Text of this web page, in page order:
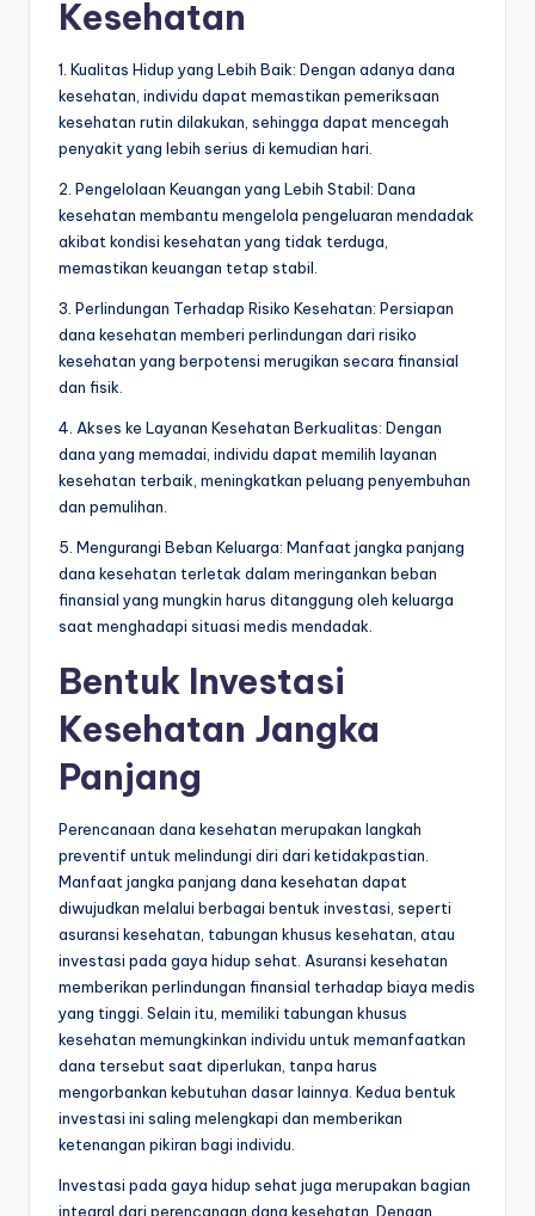
Kesehatan
1. Kualitas Hidup yang Lebih Baik: Dengan adanya dana
kesehatan, individu dapat memastikan pemeriksaan
kesehatan rutin dilakukan, sehingga dapat mencegah
penyakit yang lebih serius di kemudian hari.
2. Pengelolaan Keuangan yang Lebih Stabil: Dana
kesehatan membantu mengelola pengeluaran mendadak
akibat kondisi kesehatan yang tidak terduga,
memastikan keuangan tetap stabil.
3. Perlindungan Terhadap Risiko Kesehatan: Persiapan
dana kesehatan memberi perlindungan dari risiko
kesehatan yang berpotensi merugikan secara finansial
dan fisik.
4. Akses ke Layanan Kesehatan Berkualitas: Dengan
dana yang memadai, individu dapat memilih layanan
kesehatan terbaik, meningkatkan peluang penyembuhan
dan pemulihan.
5. Mengurangi Beban Keluarga: Manfaat jangka panjang
dana kesehatan terletak dalam meringankan beban
finansial yang mungkin harus ditanggung oleh keluarga
saat menghadapi situasi medis mendadak.
Bentuk Investasi
Kesehatan Jangka
Panjang
Perencanaan dana kesehatan merupakan langkah
preventif untuk melindungi diri dari ketidakpastian.
Manfaat jangka panjang dana kesehatan dapat
diwujudkan melalui berbagai bentuk investasi, seperti
asuransi kesehatan, tabungan khusus kesehatan, atau
investasi pada gaya hidup sehat. Asuransi kesehatan
memberikan perlindungan finansial terhadap biaya medis
yang tinggi. Selain itu, memiliki tabungan khusus
kesehatan memungkinkan individu untuk memanfaatkan
dana tersebut saat diperlukan, tanpa harus
mengorbankan kebutuhan dasar lainnya. Kedua bentuk
investasi ini saling melengkapi dan memberikan
ketenangan pikiran bagi individu.
Investasi pada gaya hidup sehat juga merupakan bagian
integral dari perencanaan dana kesehatan. Dengan